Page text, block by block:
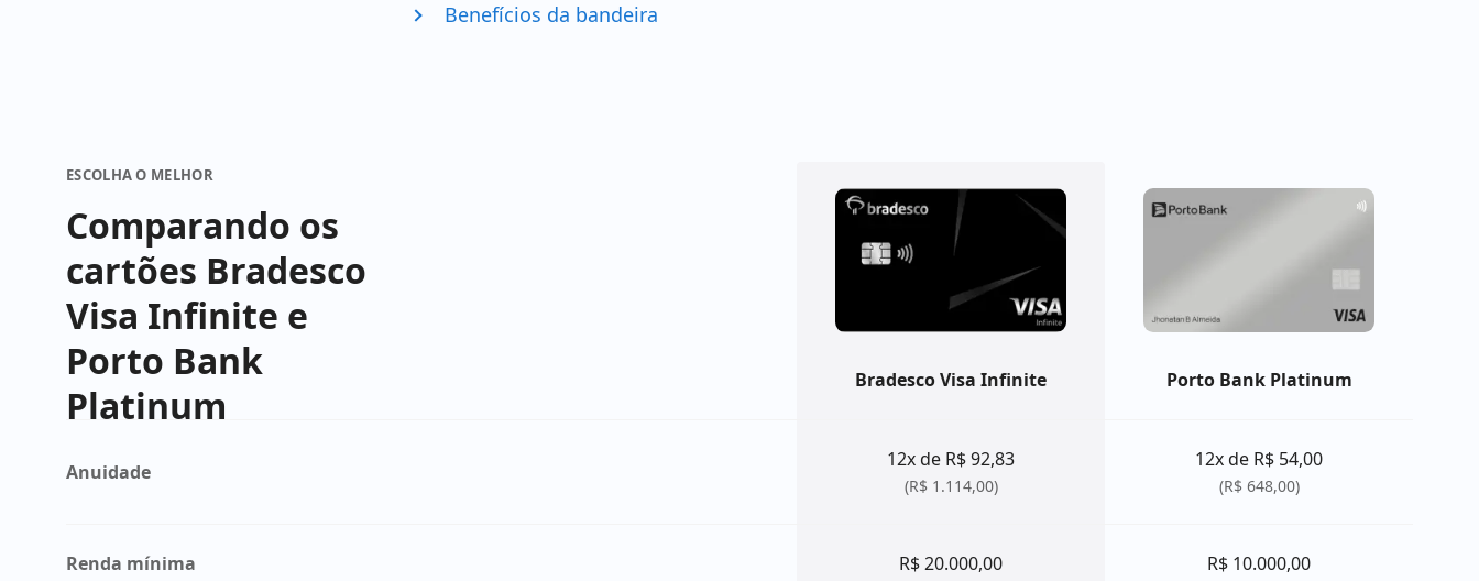
Benefícios da bandeira
ESCOLHA O MELHOR
Comparando os
cartões Bradesco
Visa Infinite e
Porto Bank
Platinum
Bradesco Visa Infinite Porto Bank Platinum
Anuidade
12x de R$ 92,83
(R$ 1.114,00)
12x de R$ 54,00
(R$ 648,00)
Renda mínima R$ 20.000,00 R$ 10.000,00